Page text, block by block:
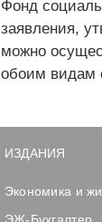
Фонд
заявления,
можно
обоим видам
ИЗДАНИЯ
Экономика и